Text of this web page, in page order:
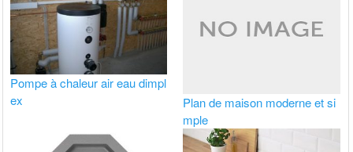
Pompe à chaleur air eau dimpl
ex
Plan de maison moderne et si
mple